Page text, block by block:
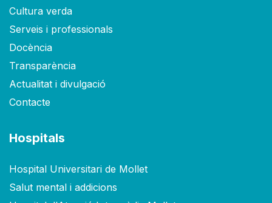
Cultura verda
Serveis i professionals
Docència
Transparència
Actualitat i divulgació
Contacte
Hospitals
Hospital Universitari de Mollet
Salut mental i addicions